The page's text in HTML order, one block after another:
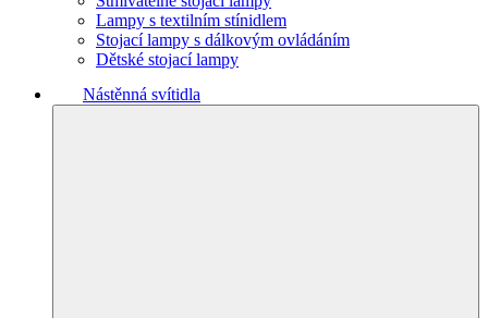
Lampy s textilním stínidlem
Stojací lampy s dálkovým ovládáním
Dětské stojací lampy
Nástěnná svítidla